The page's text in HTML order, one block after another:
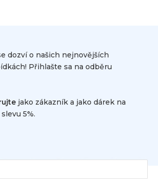
dozví o našich nejnovějších
Přihlašte sa na odběru
jako zákazník a jako dárek na
5%.